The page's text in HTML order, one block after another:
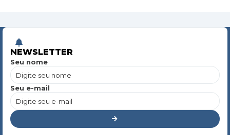
NEWSLETTER
Seu nome
Seu e-mail